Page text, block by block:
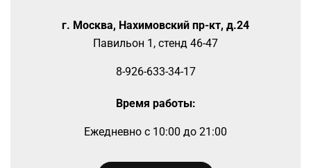
г. Москва, Нахимовский пр-кт, д.24
Павильон 1, стенд 46-47
8-926-633-34-17
Время работы:
Ежедневно c 10:00 до 21:00